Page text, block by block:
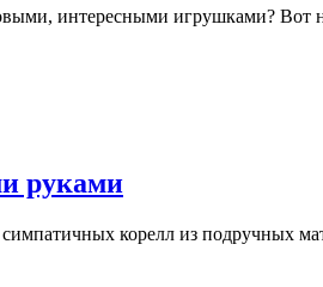
интересными игрушками? Вот
руками
корелл из подручных